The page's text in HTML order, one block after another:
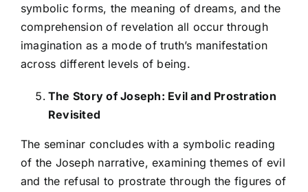
symbolic forms, the meaning of dreams, and the
comprehension of revelation all occur through
imagination as a mode of truth’s manifestation
across different levels of being.
The Story of Joseph: Evil and Prostration
Revisited
The seminar concludes with a symbolic reading
of the Joseph narrative, examining themes of evil
and the refusal to prostrate through the figures of